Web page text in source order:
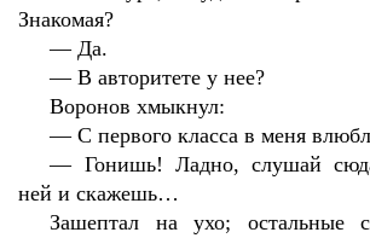
Знакомая?
—Да.
—В авторитете у нее?
Воронов хмыкнул:
—С первого класса в меня
— Гонишь! Ладно, слушай
ней и скажешь…
Зашептал на ухо; остальные